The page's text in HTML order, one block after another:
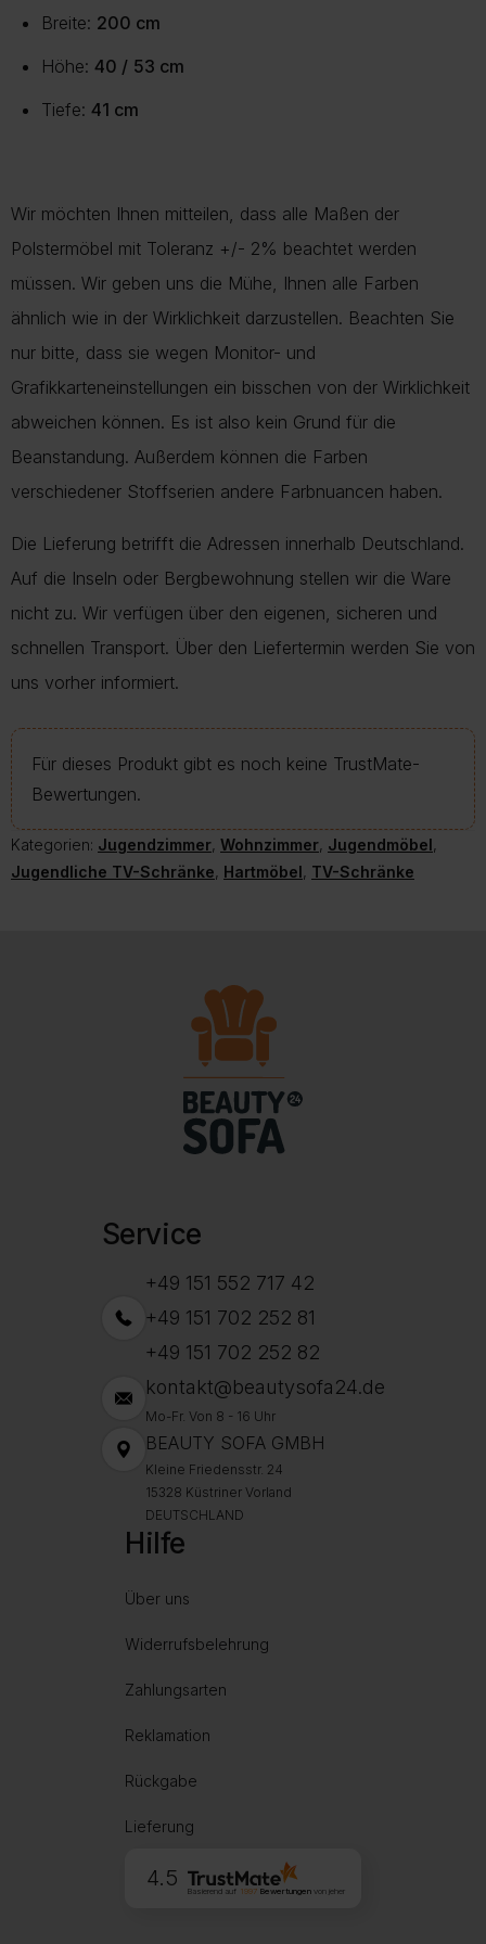
Breite: 200 cm
Höhe: 40 / 53 cm
Tiefe: 41 cm
Wir möchten Ihnen mitteilen, dass alle Maßen der
Polstermöbel mit Toleranz +/- 2% beachtet werden
müssen. Wir geben uns die Mühe, Ihnen alle Farben
ähnlich wie in der Wirklichkeit darzustellen. Beachten Sie
nur bitte, dass sie wegen Monitor- und
Grafikkarteneinstellungen ein bisschen von der Wirklichkeit
abweichen können. Es ist also kein Grund für die
Beanstandung. Außerdem können die Farben
verschiedener Stoffserien andere Farbnuancen haben.
Die Lieferung betrifft die Adressen innerhalb Deutschland.
Auf die Inseln oder Bergbewohnung stellen wir die Ware
nicht zu. Wir verfügen über den eigenen, sicheren und
schnellen Transport. Über den Liefertermin werden Sie von
uns vorher informiert.
Für dieses Produkt gibt es noch keine TrustMate-
Bewertungen.
Kategorien: Jugendzimmer, Wohnzimmer, Jugendmöbel,
Jugendliche TV-Schränke, Hartmöbel, TV-Schränke
Service
+49 151 552 717 42
+49 151 702 252 81
+49 151 702 252 82
kontakt@beautysofa24.de
Mo-Fr. Von 8 - 16 Uhr
BEAUTY SOFA GMBH
Kleine Friedensstr. 24
15328 Küstriner Vorland
DEUTSCHLAND
Hilfe
Über uns
Widerrufsbelehrung
Zahlungsarten
Reklamation
Rückgabe
Lieferung
4.5
Basierend auf 1997Bewertungen von jeher